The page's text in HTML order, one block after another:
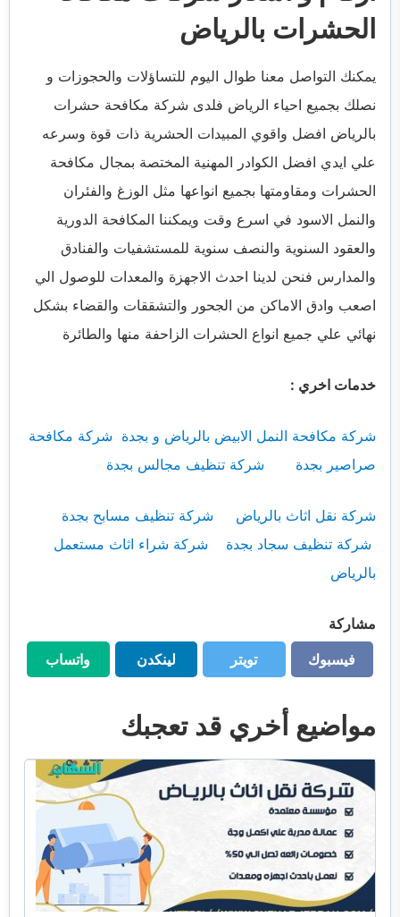
الحشرات بالرياض
يمكنك التواصل معنا طوال اليوم للتساؤلات والحجوزات و
نصلك بجميع احياء الرياض فلدى شركة مكافحة حشرات
بالرياض افضل واقوي المبيدات الحشرية ذات قوة وسرعه
علي ايدي افضل الكوادر المهنية المختصة بمجال مكافحة
الحشرات ومقاومتها بجميع انواعها مثل الوزغ والفئران
والنمل الاسود في اسرع وقت ويمكننا المكافحة الدورية
والعقود السنوية والنصف سنوية للمستشفيات والفنادق
والمدارس فنحن لدينا احدث الاجهزة والمعدات للوصول الي
اصعب وادق الاماكن من الجحور والتشققات والقضاء بشكل
نهائي علي جميع انواع الحشرات الزاحفة منها والطائرة
خدمات اخري :
شركة مكافحة النمل الابيض بالرياض و بجدة شركة مكافحة
صراصير بجدة
شركة تنظيف مجالس بجدة
شركة نقل اثاث بالرياض
شركة تنظيف مسابح بجدة
شركة تنظيف سجاد بجدة
شركة شراء اثاث مستعمل
بالرياض
مشاركة
فيسبوك
فيسبوك
تويتر
تويتر
لينكدن
لينكدن
واتساب
واتساب
مواضيع أخري قد تعجبك